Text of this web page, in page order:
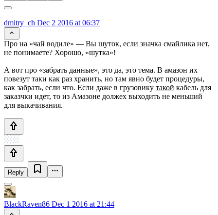
dmitry_ch Dec 2 2016 at 06:37
Про на «чай водиле» — Вы шуток, если значка смайлика нет,
не понимаете? Хорошо, «шутка»!
А вот про «забрать данные», это да, это тема. В амазон их
повезут таки как раз хранить, но там явно будет процедуры,
как забрать, если что. Если даже в грузовику такой кабель для
заказчки идет, то из Амазоне должех выходить не меньший
для выкачивания.
Reply
BlackRaven86 Dec 1 2016 at 21:44